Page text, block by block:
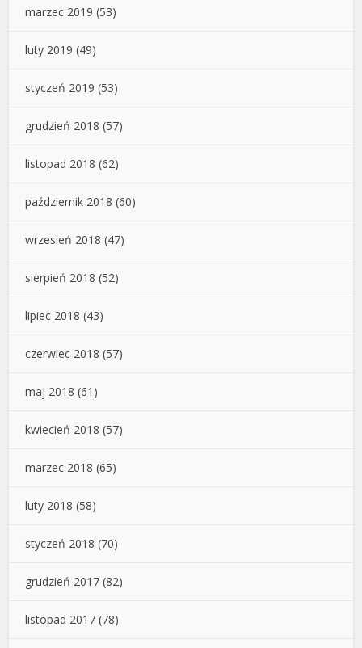
marzec 2019 (53)
luty 2019 (49)
styczeń 2019 (53)
grudzień 2018 (57)
listopad 2018 (62)
październik 2018 (60)
wrzesień 2018 (47)
sierpień 2018 (52)
lipiec 2018 (43)
czerwiec 2018 (57)
maj 2018 (61)
kwiecień 2018 (57)
marzec 2018 (65)
luty 2018 (58)
styczeń 2018 (70)
grudzień 2017 (82)
listopad 2017 (78)